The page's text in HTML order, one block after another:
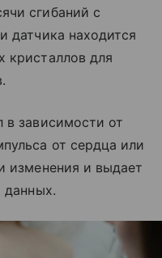
сгибаний с
датчика находится
кристаллов для
в зависимости от
от сердца или
изменения и выдает
данных.